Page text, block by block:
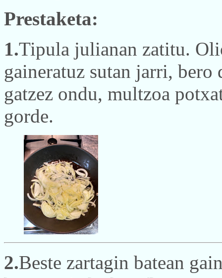
Prestaketa:
1.Tipula julianan zatitu.
gaineratuz sutan jarri, bero
gatzez ondu, multzoa
gorde.
2.Beste zartagin batean